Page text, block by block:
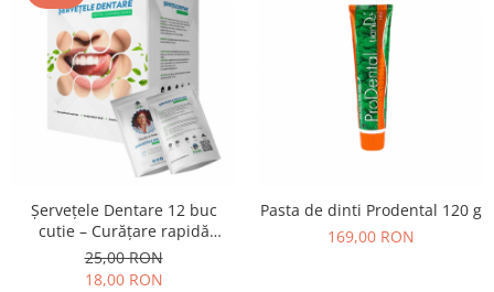
Șervețele Dentare 12 buc
cutie – Curățare rapidă
pentru dinți, respirație
proaspătă oriunde, oricând
25,00 RON
18,00 RON
Pasta de dinti Prodental 120 g
169,00 RON